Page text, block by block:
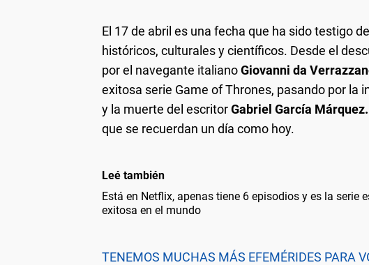
El 17 de abril es una fecha que ha sido testigo
históricos, culturales y científicos. Desde el
por el navegante italianoGiovanni da
exitosa serie Game of Thrones, pasando por la
y la muerte del escritorGabriel García Márquez.
que se recuerdan un día como hoy.
Leé también
Está en Netflix, apenas tiene 6 episodios y es la serie
exitosa en el mundo
TENEMOS MUCHAS MÁS EFEMÉRIDES PARA